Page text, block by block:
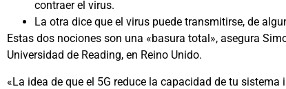
contraer el virus.
La otra dice que el virus puede transmitirse, de
Estas dos nociones son una «basura total», asegura
Universidad de Reading, en Reino Unido.
«La idea de que el 5G reduce la capacidad de tu sistema